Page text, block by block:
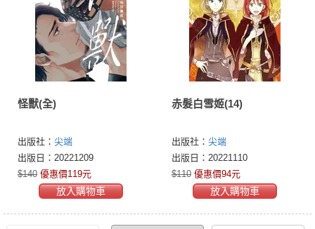
怪獸(全)
出版社： 尖端
出版日：20221209
$140 優惠價119元
放入購物車
赤髮白雪姬(14)
出版社： 尖端
出版日：20221110
$110 優惠價94元
放入購物車